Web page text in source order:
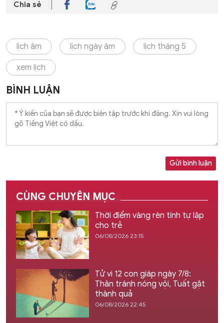
Chia sẻ
lịch âm lịch ngày âm lịch tháng 5
xem lịch
BÌNH LUẬN
Gửi bình luận
CÙNG CHUYÊN MỤC
Thời điểm vàng rèn tính tự lập
cho trẻ
06/08/2026 23:15
Tử vi 12 con giáp ngày 7/8:
Thân tránh nóng vội, Tuất gặt
thành quả
06/08/2026 22:45